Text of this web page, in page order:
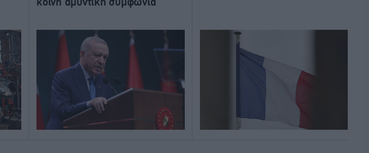
κοινή αμυντική συμφωνία